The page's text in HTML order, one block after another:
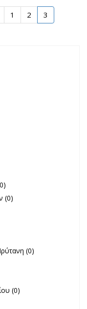
1 2 3
filter
(0)
(0)
(0)